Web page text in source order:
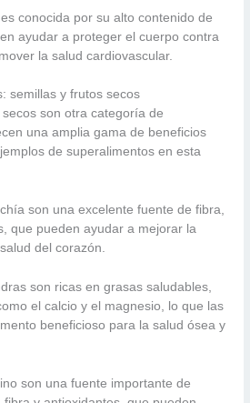
conocida por su alto contenido de
ayudar a proteger el cuerpo contra
la salud cardiovascular.
semillas y frutos secos
son otra categoría de
una amplia gama de beneficios
de superalimentos en esta
son una excelente fuente de fibra,
que pueden ayudar a mejorar la
del corazón.
son ricas en grasas saludables,
el calcio y el magnesio, lo que las
beneficioso para la salud ósea y
son una fuente importante de